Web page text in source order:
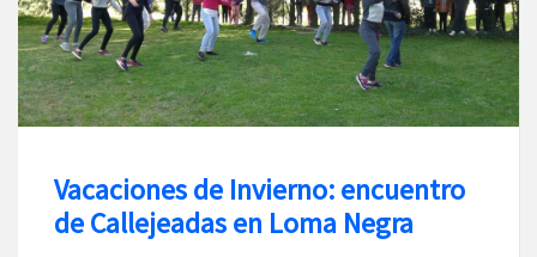
Vacaciones de Invierno: encuentro
de Callejeadas en Loma Negra